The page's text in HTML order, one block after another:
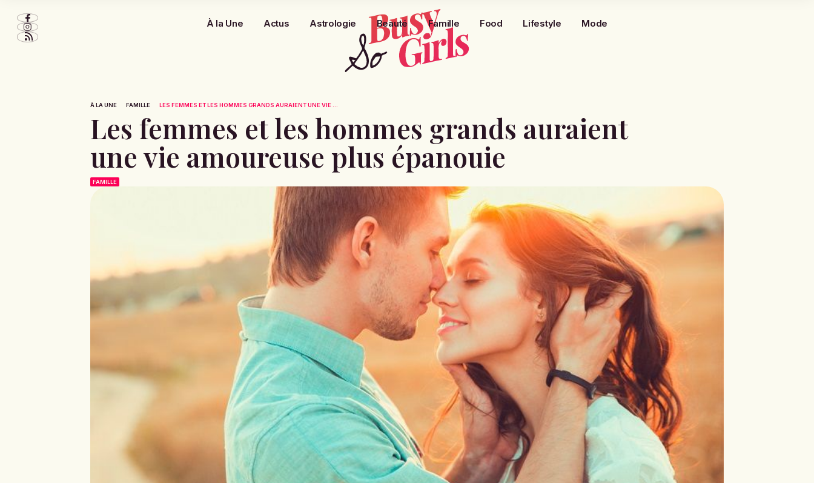
À la Une Actus Astrologie Beauté Famille Food Lifestyle Mode
À LA UNE FAMILLE LES FEMMES ET LES HOMMES GRANDS AURAIENT UNE VIE ...
Les femmes et les hommes grands auraient
une vie amoureuse plus épanouie
FAMILLE